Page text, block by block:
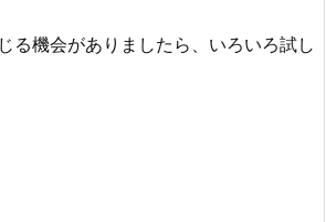
る機会がありましたら、いろいろ試し